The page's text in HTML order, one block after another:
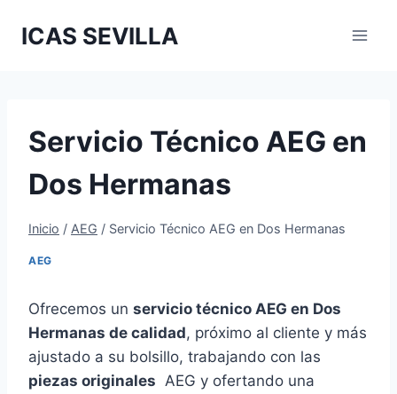
ICAS SEVILLA
Servicio Técnico AEG en
Dos Hermanas
Inicio / AEG / Servicio Técnico AEG en Dos Hermanas
AEG
Ofrecemos un servicio técnico AEG en Dos
Hermanas de calidad, próximo al cliente y más
ajustado a su bolsillo, trabajando con las
piezas originales AEG y ofertando una